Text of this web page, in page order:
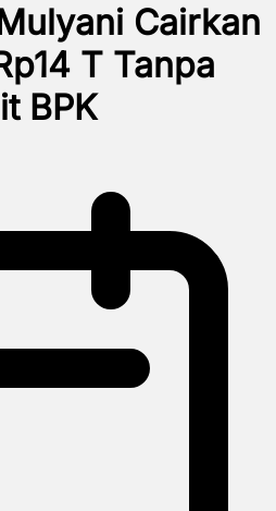
Cairkan
T Tanpa
BPK